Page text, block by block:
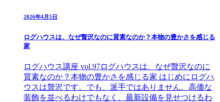
2026年4月5日
ログハウスは、なぜ贅沢なのに質素なのか？本物の豊かさを感じる
家
ログハウス講座 vol.97ログハウスは、なぜ贅沢なのに
質素なのか？本物の豊かさを感じる家 はじめにログハ
ウスは贅沢です。でも、派手ではありません。高価な
装飾を並べるわけでもなく、最新設備を見せつけるわ